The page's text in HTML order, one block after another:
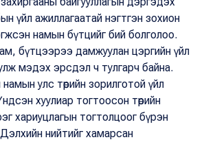
үйл ажиллагаатай нэгтгэн зохион
намын бүтцийг бий болголоо.
бүтцээрээ дамжуулан цэргийн үйл
мэдэх эрсдэл ч тулгарч байна.
улс төрийн зорилготой үйл
хуулиар тогтоосон төрийн
хариуцлагын тогтолцоог бүрэн
нийтийг хамарсан